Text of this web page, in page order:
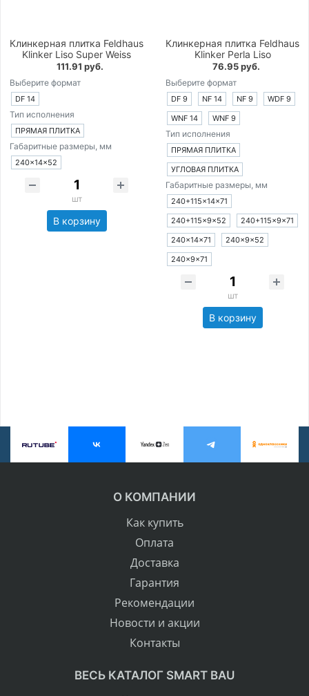
Клинкерная плитка Feldhaus
Klinker Liso Super Weiss
111.91 руб.
Выберите формат
DF 14
Тип исполнения
ПРЯМАЯ ПЛИТКА
Габаритные размеры, мм
240×14×52
шт
В корзину
Клинкерная плитка Feldhaus
Klinker Perla Liso
76.95 руб.
Выберите формат
DF 9 NF 14 NF 9
WDF 9
WNF 14
WNF 9
Тип исполнения
ПРЯМАЯ ПЛИТКА
УГЛОВАЯ ПЛИТКА
Габаритные размеры, мм
240+115×14×71
240+115×9×52
240+115×9×71
240×14×71
240×9×52
240×9×71
шт
В корзину
О КОМПАНИИ
Как купить
Оплата
Доставка
Гарантия
Рекомендации
Новости и акции
Контакты
ВЕСЬ КАТАЛОГ SMART BAU